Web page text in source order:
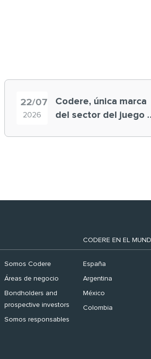
22/07
2026
Codere, única marca
del sector del juego
Somos Codere
Áreas de negocio
Bondholders and
prospective investors
Somos responsables
CODERE EN EL
España
Argentina
México
Colombia